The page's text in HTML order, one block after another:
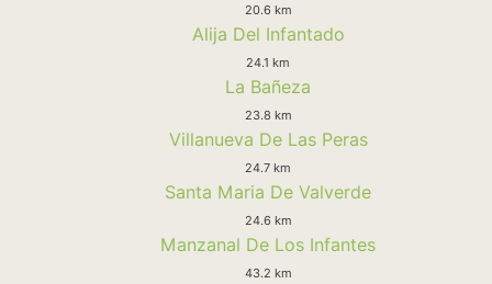
20.6 km
Alija Del Infantado
24.1 km
La Bañeza
23.8 km
Villanueva De Las Peras
24.7 km
Santa Maria De Valverde
24.6 km
Manzanal De Los Infantes
43.2 km